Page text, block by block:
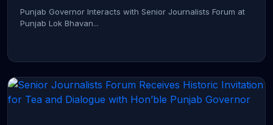
Punjab Governor Interacts with Senior Journalists Forum at
Punjab Lok Bhavan...